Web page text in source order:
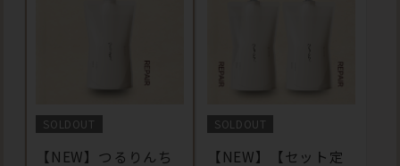
SOLDOUT
【NEW】つるりんち
SOLDOUT
【NEW】【セット定